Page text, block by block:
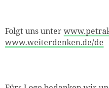
Folgt uns unter
www.weiterdenken.de/de